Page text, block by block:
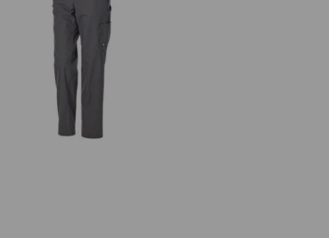
Nohavice do pása e.s.iconic, dámske